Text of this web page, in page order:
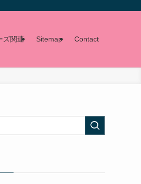
ズ関連 Sitemap Contact